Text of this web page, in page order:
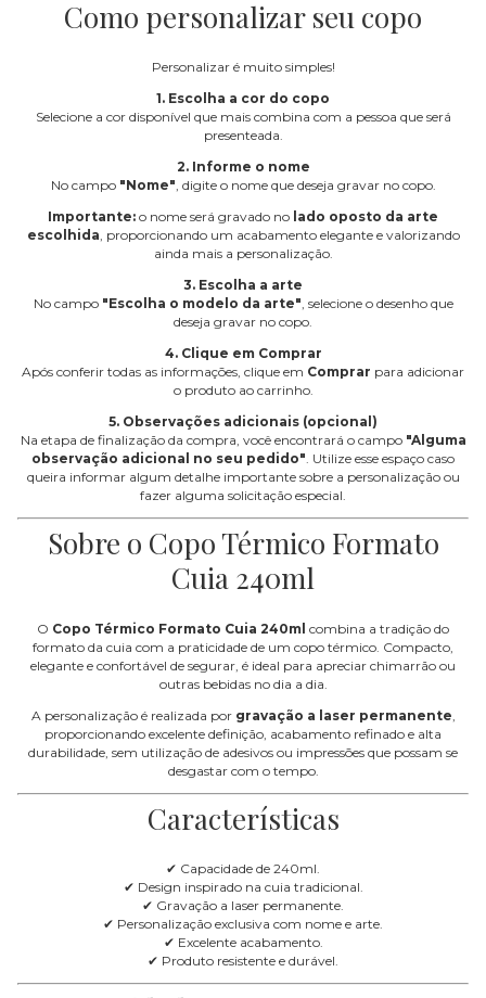
Como personalizar seu copo
Personalizar é muito simples!
1. Escolha a cor do copo
Selecione a cor disponível que mais combina com a pessoa que será
presenteada.
2. Informe o nome
No campo "Nome", digite o nome que deseja gravar no copo.
Importante: o nome será gravado no lado oposto da arte
escolhida, proporcionando um acabamento elegante e valorizando
ainda mais a personalização.
3. Escolha a arte
No campo "Escolha o modelo da arte", selecione o desenho que
deseja gravar no copo.
4. Clique em Comprar
Após conferir todas as informações, clique em Comprar para adicionar
o produto ao carrinho.
5. Observações adicionais (opcional)
Na etapa de finalização da compra, você encontrará o campo "Alguma
observação adicional no seu pedido". Utilize esse espaço caso
queira informar algum detalhe importante sobre a personalização ou
fazer alguma solicitação especial.
Sobre o Copo Térmico Formato
Cuia 240ml
O Copo Térmico Formato Cuia 240ml combina a tradição do
formato da cuia com a praticidade de um copo térmico. Compacto,
elegante e confortável de segurar, é ideal para apreciar chimarrão ou
outras bebidas no dia a dia.
A personalização é realizada por gravação a laser permanente
proporcionando excelente definição, acabamento refinado e alta
durabilidade, sem utilização de adesivos ou impressões que possam se
desgastar com o tempo.
Características
✔ Capacidade de 240ml.
✔ Design inspirado na cuia tradicional.
✔ Gravação a laser permanente.
✔ Personalização exclusiva com nome e arte.
✔ Excelente acabamento.
✔ Produto resistente e durável.